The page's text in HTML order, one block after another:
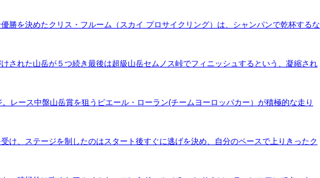
勝を決めたクリス・フルーム（スカイ プロサイクリング）は、シャンパンで乾杯するな
された山岳が５つ続き最後は超級山岳セムノス峠でフィニッシュするという、凝縮され
レース中盤山岳賞を狙うピエール・ローラン(チームヨーロッパカー）が積極的な走り
、ステージを制したのはスタート後すぐに逃げを決め、自分のペースで上りきったク